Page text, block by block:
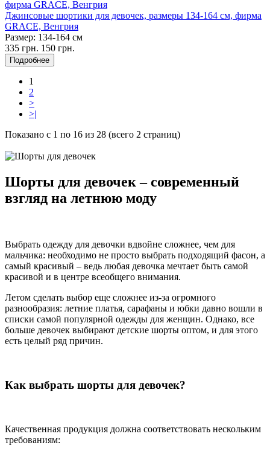
Джинсовые шортики для девочек, размеры 134-164 см, фирма
GRACE, Венгрия
Размер: 134-164 см
335 грн. 150 грн.
Подробнее
1
2
>
>|
Показано с 1 по 16 из 28 (всего 2 страниц)
Шорты для девочек – современный
взгляд на летнюю моду
Выбрать одежду для девочки вдвойне сложнее, чем для
мальчика: необходимо не просто выбрать подходящий фасон, а
самый красивый – ведь любая девочка мечтает быть самой
красивой и в центре всеобщего внимания.
Летом сделать выбор еще сложнее из-за огромного
разнообразия: летние платья, сарафаны и юбки давно вошли в
списки самой популярной одежды для женщин. Однако, все
больше девочек выбирают детские шорты оптом, и для этого
есть целый ряд причин.
Как выбрать шорты для девочек?
Качественная продукция должна соответствовать нескольким
требованиям: